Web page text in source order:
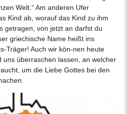
Welt.“ Am anderen Ufer
Kind ab, worauf das Kind zu ihm
getragen, von jetzt an darfst du
griechische Name heißt ins
Träger! Auch wir kön-nen heute
uns überraschen lassen, an welcher
um die Liebe Gottes bei den